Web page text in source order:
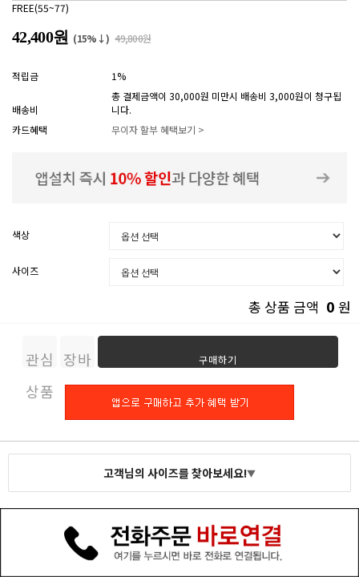
FREE(55~77)
42,400원 (15%↓) 49,800원
적립금 1%
배송비
총 결제금액이 30,000원 미만시 배송비 3,000원이 청구됩
니다.
카드혜택
무이자 할부 혜택보기 >
색상
사이즈
총 상품 금액 0 원
관심
상품
장바
구니
구매하기
고객님의 사이즈를 찾아보세요!▼